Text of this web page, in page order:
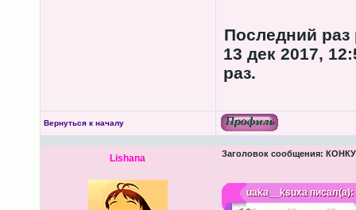
Последний
13 дек 2017,
раз.
Вернуться к началу
Lishana Заголовок сообщения:
uaka__ksuxaписал(а):